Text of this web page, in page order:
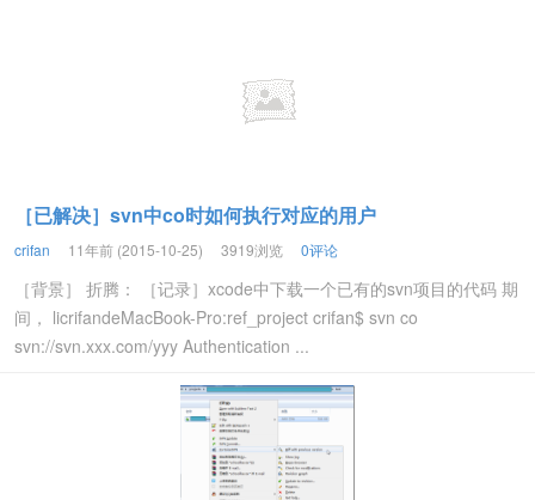
［已解决］svn中co时如何执行对应的用户
crifan 11年前 (2015-10-25) 3919浏览 0评论
［背景］ 折腾： ［记录］xcode中下载一个已有的svn项目的代码 期
间， licrifandeMacBook-Pro:ref_project crifan$ svn co
svn://svn.xxx.com/yyy Authentication ...